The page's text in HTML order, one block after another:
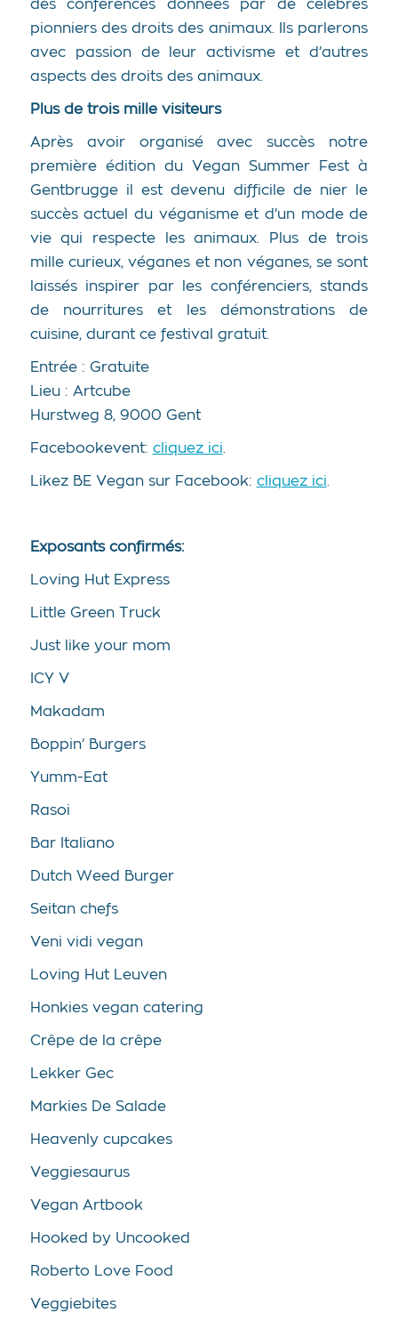
des conférences données par de célèbres
pionniers des droits des animaux. Ils parlerons
avec passion de leur activisme et d’autres
aspects des droits des animaux.
Plus de trois mille visiteurs
Après avoir organisé avec succès notre
première édition du Vegan Summer Fest à
Gentbrugge il est devenu difficile de nier le
succès actuel du véganisme et d’un mode de
vie qui respecte les animaux. Plus de trois
mille curieux, véganes et non véganes, se sont
laissés inspirer par les conférenciers, stands
de nourritures et les démonstrations de
cuisine, durant ce festival gratuit.
Entrée : Gratuite
Lieu : Artcube
Hurstweg 8, 9000 Gent
Facebookevent: cliquez ici.
Likez BE Vegan sur Facebook: cliquez ici.
Exposants confirmés:
Loving Hut Express
Little Green Truck
Just like your mom
ICY V
Makadam
Boppin’ Burgers
Yumm-Eat
Rasoi
Bar Italiano
Dutch Weed Burger
Seitan chefs
Veni vidi vegan
Loving Hut Leuven
Honkies vegan catering
Crêpe de la crêpe
Lekker Gec
Markies De Salade
Heavenly cupcakes
Veggiesaurus
Vegan Artbook
Hooked by Uncooked
Roberto Love Food
Veggiebites